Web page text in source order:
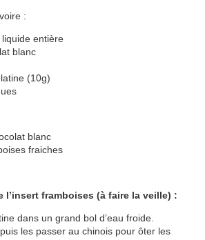
:
entière
blanc
(10g)
blanc
fraiches
l’insert framboises (à faire la veille) :
dans un grand bol d’eau froide.
les passer au chinois pour ôter les